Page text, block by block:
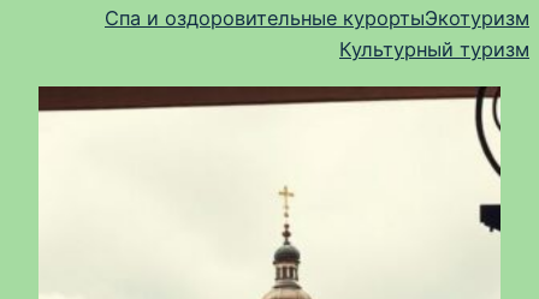
Спа и оздоровительные курортыЭкотуризм
Культурный туризм